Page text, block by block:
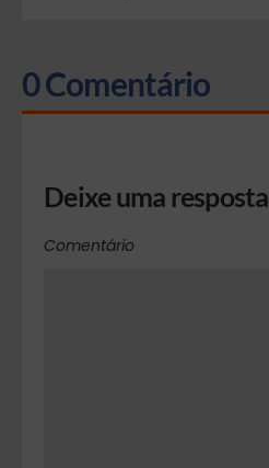
0 Comentário
Deixe uma resposta
Comentário